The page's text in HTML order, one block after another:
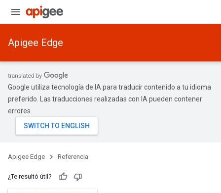
Apigee Edge
Google utiliza tecnología de IA para traducir contenido a tu idioma
preferido. Las traducciones realizadas con IA pueden contener
errores.
Apigee Edge Referencia
¿Te resultó útil?